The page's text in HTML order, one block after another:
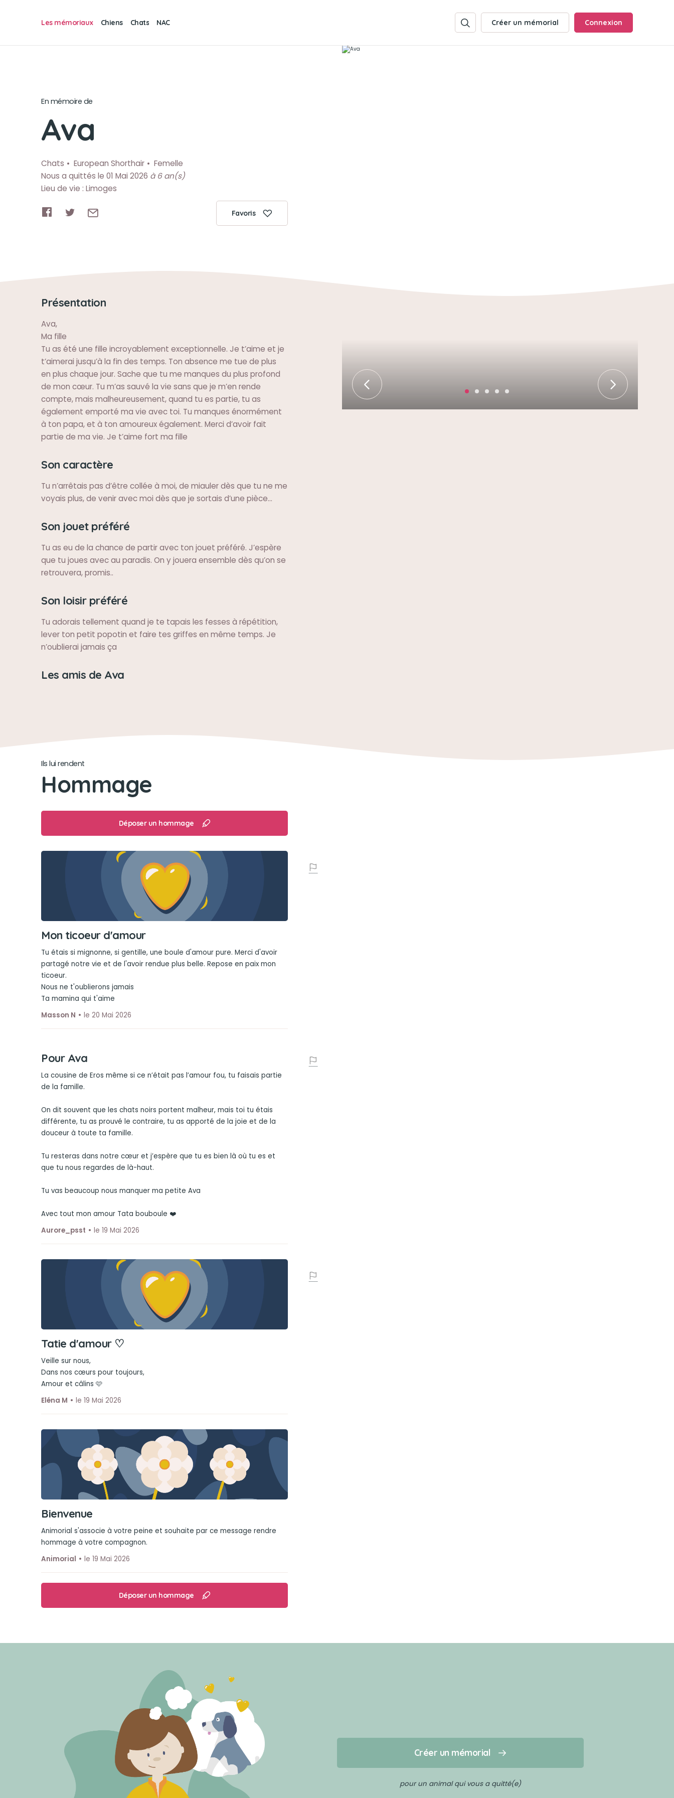
Les mémoriaux Chiens Chats NAC Créer un mémorial Connexion
En mémoire de
Ava
Chats European Shorthair
Femelle
Nous a quittés le 01 Mai 2026 à 6 an(s)
Lieu de vie : Limoges
Favoris
Présentation
Ava,
Ma fille
Tu as été une fille incroyablement exceptionnelle. Je t’aime et je
t’aimerai jusqu’à la fin des temps. Ton absence me tue de plus
en plus chaque jour. Sache que tu me manques du plus profond
de mon cœur. Tu m’as sauvé la vie sans que je m’en rende
compte, mais malheureusement, quand tu es partie, tu as
également emporté ma vie avec toi. Tu manques énormément
à ton papa, et à ton amoureux également. Merci d’avoir fait
partie de ma vie. Je t’aime fort ma fille
Son caractère
Tu n’arrêtais pas d’être collée à moi, de miauler dès que tu ne me
voyais plus, de venir avec moi dès que je sortais d’une pièce…
Son jouet préféré
Tu as eu de la chance de partir avec ton jouet préféré. J’espère
que tu joues avec au paradis. On y jouera ensemble dès qu’on se
retrouvera, promis..
Son loisir préféré
Tu adorais tellement quand je te tapais les fesses à répétition,
lever ton petit popotin et faire tes griffes en même temps. Je
n’oublierai jamais ça
Les amis de Ava
Ils lui rendent
Hommage
Déposer un hommage
Mon ticoeur d'amour
Tu étais si mignonne, si gentille, une boule d'amour pure. Merci d'avoir
partagé notre vie et de l'avoir rendue plus belle. Repose en paix mon
ticoeur.
Nous ne t'oublierons jamais
Ta mamina qui t'aime
Masson N
le 20 Mai 2026
Pour Ava
La cousine de Eros même si ce n’était pas l’amour fou, tu faisais partie
de la famille.
On dit souvent que les chats noirs portent malheur, mais toi tu étais
différente, tu as prouvé le contraire, tu as apporté de la joie et de la
douceur à toute ta famille.
Tu resteras dans notre cœur et j’espère que tu es bien là où tu es et
que tu nous regardes de là-haut.
Tu vas beaucoup nous manquer ma petite Ava
Avec tout mon amour Tata bouboule ❤️
Aurore_psst
le 19 Mai 2026
Tatie d'amour ♡
Veille sur nous,
Dans nos cœurs pour toujours,
Amour et câlins 🩷
Eléna M
le 19 Mai 2026
Bienvenue
Animorial s'associe à votre peine et souhaite par ce message rendre
hommage à votre compagnon.
Animorial
le 19 Mai 2026
Déposer un hommage
Créer un mémorial
pour un animal qui vous a quitté(e)